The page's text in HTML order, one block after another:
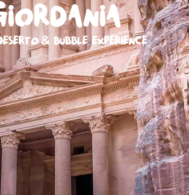
& Bubble Experience